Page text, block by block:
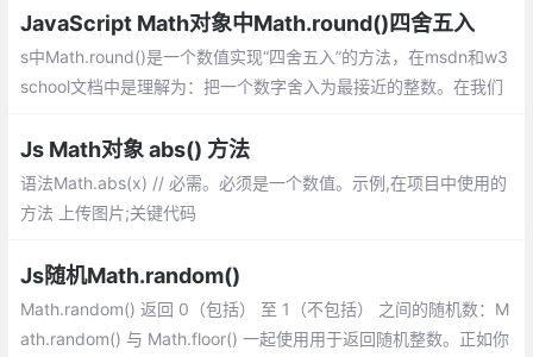
JavaScript Math对象中Math.round()四舍五入
s中Math.round()是一个数值实现“四舍五入”的方法，在msdn和w3
school文档中是理解为：把一个数字舍入为最接近的整数。在我们
th.round(-11.5)返回值为什么是-11而不是-12呢？
Js Math对象 abs() 方法
语法Math.abs(x) // 必需。必须是一个数值。示例,在项目中使用的
方法 上传图片;关键代码
Js随机Math.random()
Math.random() 返回 0（包括） 至 1（不包括） 之间的随机数：M
ath.random() 与 Math.floor() 一起使用用于返回随机整数。正如你